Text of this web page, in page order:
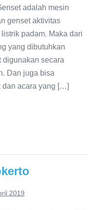
adalah mesin
genset aktivitas
padam. Maka dari
yang dibutuhkan
digunakan secara
Dan juga bisa
dan acara yang […]
2019